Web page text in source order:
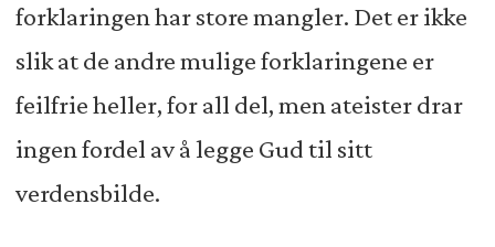
forklaringen har store mangler. Det er ikke
slik at de andre mulige forklaringene er
feilfrie heller, for all del, men ateister drar
ingen fordel av å legge Gud til sitt
verdensbilde.